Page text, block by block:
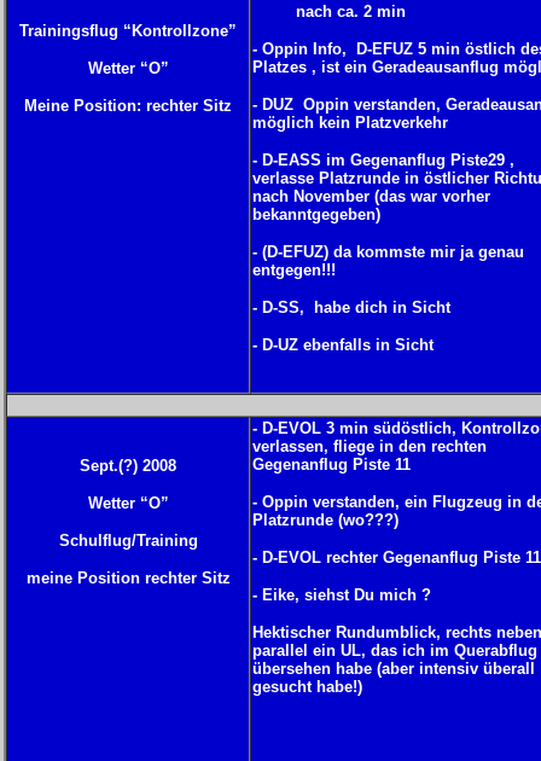
Trainingsflug “Kontrollzone”
Wetter “O”
Meine Position: rechter Sitz
nach ca. 2 min
- Oppin Info, D-EFUZ 5 min östlich
Platzes , ist ein Geradeausanflug
- DUZ Oppin verstanden,
möglich kein Platzverkehr
- D-EASS im Gegenanflug Piste29 ,
verlasse Platzrunde in östlicher
nach November (das war vorher
bekanntgegeben)
- (D-EFUZ) da kommste mir ja genau
entgegen!!!
- D-SS, habe dich in Sicht
- D-UZ ebenfalls in Sicht
Sept.(?) 2008
Wetter “O”
Schulflug/Training
meine Position rechter Sitz
- D-EVOL 3 min südöstlich,
verlassen, fliege in den rechten
Gegenanflug Piste 11
- Oppin verstanden, ein Flugzeug in
Platzrunde (wo???)
- D-EVOL rechter Gegenanflug Piste 11
- Eike, siehst Du mich ?
Hektischer Rundumblick, rechts
parallel ein UL, das ich im Querabflug
übersehen habe (aber intensiv überall
gesucht habe!)